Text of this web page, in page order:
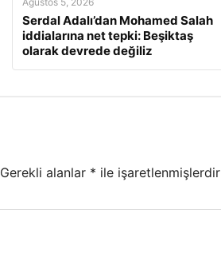
Serdal Adalı’dan Mohamed Salah
iddialarına net tepki: Beşiktaş
olarak devrede değiliz
Gerekli alanlar * ile işaretlenmişlerdir